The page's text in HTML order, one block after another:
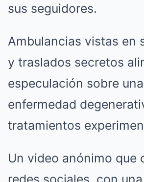
sus seguidores.
Ambulancias vistas en
y traslados secretos
especulación sobre una
enfermedad
tratamientos
Un video anónimo que
redes sociales, con